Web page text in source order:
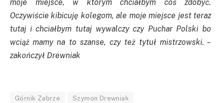
moje miejsce, w którym chciałbym coś zdobyć.
Oczywiście kibicuję kolegom, ale moje miejsce jest teraz
tutaj i chciałbym tutaj wywalczy czy Puchar Polski bo
wciąż mamy na to szanse, czy też tytuł mistrzowski. –
zakończył Drewniak
Górnik Zabrze Szymon Drewniak